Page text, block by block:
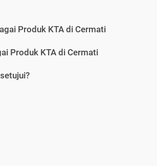
Produk KTA di Cermati
Produk KTA di Cermati